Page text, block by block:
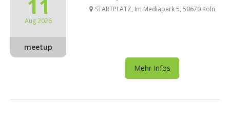
11
Aug 2026
meetup
STARTPLATZ, Im Mediapark 5, 50670 Köln
Mehr Infos